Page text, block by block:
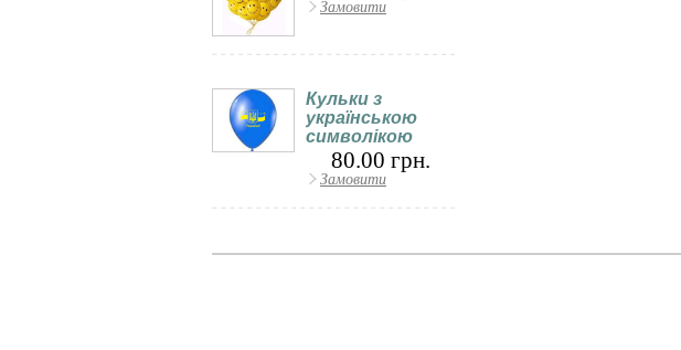
Замовити
Кульки з
українською
символікою
80.00 грн.
Замовити